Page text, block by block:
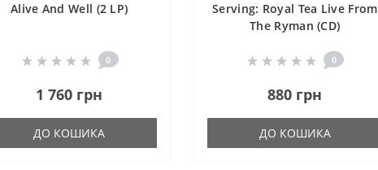
Alive And Well (2 LP)
0
1 760 грн
ДО КОШИКА
Serving: Royal Tea Live From
The Ryman (CD)
0
880 грн
ДО КОШИКА